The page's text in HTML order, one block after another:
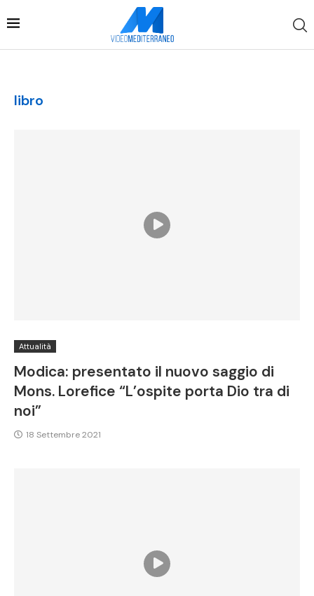
libro
Attualità
Modica: presentato il nuovo saggio di
Mons. Lorefice “L’ospite porta Dio tra di
noi”
18 Settembre 2021